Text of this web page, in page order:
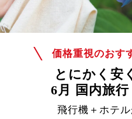
価格重視のおす
とにかく安
6月 国内旅
飛行機＋ホテ